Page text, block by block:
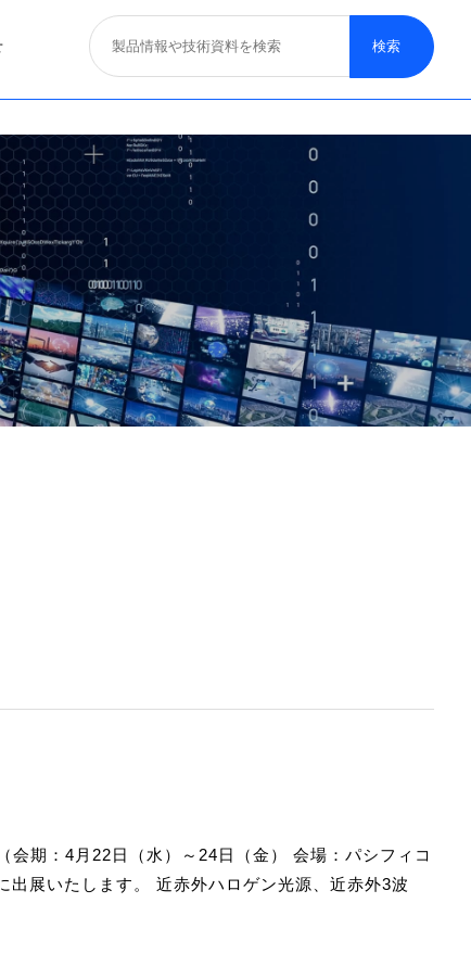
器具
一般照明
特殊照明
募集概要
会期：4月22日（水）～24日（金） 会場：パシフィコ
展いたします。 近赤外ハロゲン光源、近赤外3波